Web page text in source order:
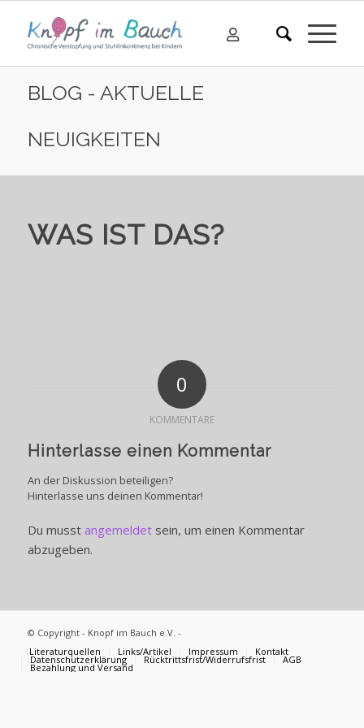
BLOG - AKTUELLE
NEUIGKEITEN
WAS IST DAS?
0
KOMMENTARE
Hinterlasse einen Kommentar
An der Diskussion beteiligen?
Hinterlasse uns deinen Kommentar!
Du musst angemeldetsein, um einen Kommentar
abzugeben.
© Copyright - Knopf im Bauch e.V. -
Literaturquellen
Links/Artikel Impressum Kontakt
Datenschutzerklärung Rücktrittsfrist/Widerrufsfrist AGB
Bezahlung und Versand